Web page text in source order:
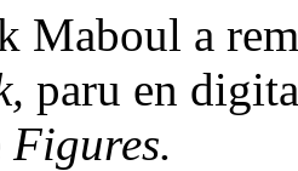
Maboul a
paru en
Figures.